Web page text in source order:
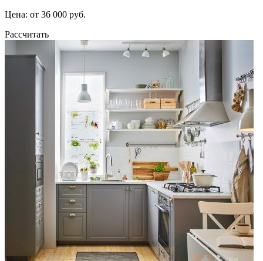
Цена: от 36 000 руб.
Рассчитать